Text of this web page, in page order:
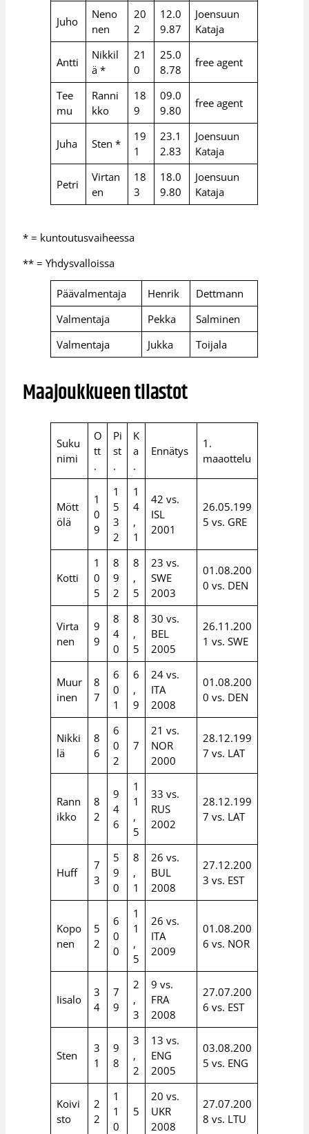
Juho
Neno
nen
20
2
12.0
9.87
Joensuun
Kataja
Antti
Nikkil
ä *
21
0
25.0
8.78
free agent
Tee
mu
Ranni
kko
18
9
09.0
9.80
free agent
Juha Sten *
19
1
23.1
2.83
Joensuun
Kataja
Petri
Virtan
en
18
3
18.0
9.80
Joensuun
Kataja
* = kuntoutusvaiheessa
** = Yhdysvalloissa
Päävalmentaja Henrik
Dettmann
Valmentaja
Pekka
Salminen
Valmentaja
Jukka Toijala
Maajoukkueen tilastot
Suku
nimi
O
tt
.
Pi
st
.
K
a
.
Ennätys
1.
maaottelu
Mött
ölä
1
0
9
1
5
3
2
1
4
,
1
42 vs.
ISL
2001
26.05.199
5 vs. GRE
Kotti
1
0
5
8
9
2
8
,
5
23 vs.
SWE
2003
01.08.200
0 vs. DEN
Virta
nen
9
9
8
4
0
8
,
5
30 vs.
BEL
2005
26.11.200
1 vs. SWE
Muur
inen
8
7
6
0
1
6
,
9
24 vs.
ITA
2008
01.08.200
0 vs. DEN
Nikki
lä
8
6
6
0
2
7
21 vs.
NOR
2000
28.12.199
7 vs. LAT
Rann
ikko
8
2
9
4
6
1
1
,
5
33 vs.
RUS
2002
28.12.199
7 vs. LAT
Huff
7
3
5
9
0
8
,
1
26 vs.
BUL
2008
27.12.200
3 vs. EST
Kopo
nen
5
2
6
0
0
1
1
,
5
26 vs.
ITA
2009
01.08.200
6 vs. NOR
Iisalo
3
4
7
9
2
,
3
9 vs.
FRA
2008
27.07.200
6 vs. EST
Sten
3
1
9
8
3
,
2
13 vs.
ENG
2005
03.08.200
5 vs. ENG
Koivi
sto
2
2
1
1
0
5
20 vs.
UKR
2008
27.07.200
8 vs. LTU